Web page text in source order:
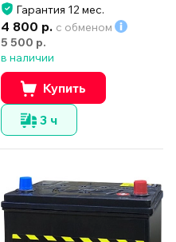
Гарантия 12 мес.
4 800 р. с обменом
5 500 р.
в наличии
Купить
3 ч